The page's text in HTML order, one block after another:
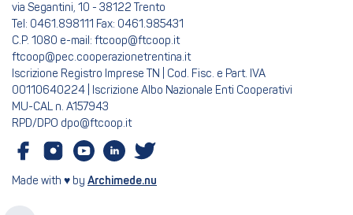
via Segantini, 10 - 38122 Trento
Tel: 0461.898111 Fax: 0461.985431
C.P. 1080 e-mail: ftcoop@ftcoop.it
ftcoop@pec.cooperazionetrentina.it
Iscrizione Registro Imprese TN | Cod. Fisc. e Part. IVA
00110640224 | Iscrizione Albo Nazionale Enti Cooperativi
MU-CAL n. A157943
RPD/DPO dpo@ftcoop.it
Made with ♥ by Archimede.nu